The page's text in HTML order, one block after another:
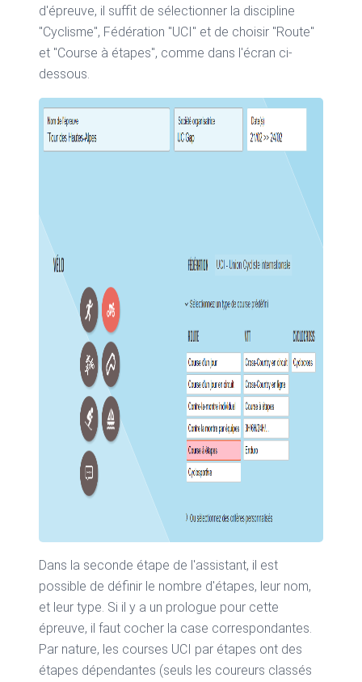
d'épreuve, il suffit de sélectionner la discipline
"Cyclisme", Fédération "UCI" et de choisir "Route"
et "Course à étapes", comme dans l'écran ci-
dessous.
Dans la seconde étape de l'assistant, il est
possible de définir le nombre d'étapes, leur nom,
et leur type. Si il y a un prologue pour cette
épreuve, il faut cocher la case correspondantes.
Par nature, les courses UCI par étapes ont des
étapes dépendantes (seuls les coureurs classés